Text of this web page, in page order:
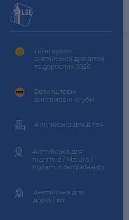
Літні курси
англійської для дітей
та дорослих 2026
Безкоштовні
англомовні клуби
Англійська для дітей
Англійська для
підлітків / Matura /
Egzamin ósmoklasisty
Англійська для
дорослих